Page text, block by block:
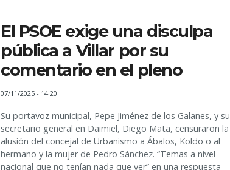
El PSOE exige una disculpa
pública a Villar por su
comentario en el pleno
07/11/2025 - 14:20
Su portavoz municipal, Pepe Jiménez de los Galanes, y su
secretario general en Daimiel, Diego Mata, censuraron la
alusión del concejal de Urbanismo a Ábalos, Koldo o al
hermano y la mujer de Pedro Sánchez. “Temas a nivel
nacional que no tenían nada que ver” en una respuesta